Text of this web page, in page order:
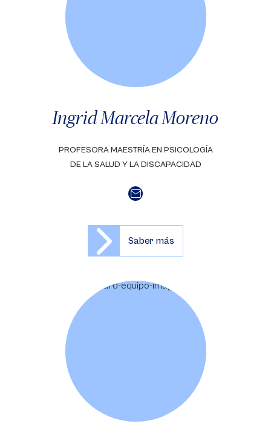
Ingrid Marcela Moreno
PROFESORA MAESTRÍA EN PSICOLOGÍA
DE LA SALUD Y LA DISCAPACIDAD
Saber más